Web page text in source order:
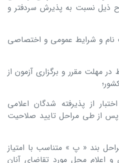
ذیل نسبت به پذیرش سردفتر و
نام و شرایط عمومی و اختصاصی
مهلت مقرر و برگزاری آزمون از
از پذیرفته شدگان اعلامی
از طی مراحل تایید صلاحیت
مراحل بند « پ » متناسب با امتیاز
اعلام محل مورد تقاضای آنان